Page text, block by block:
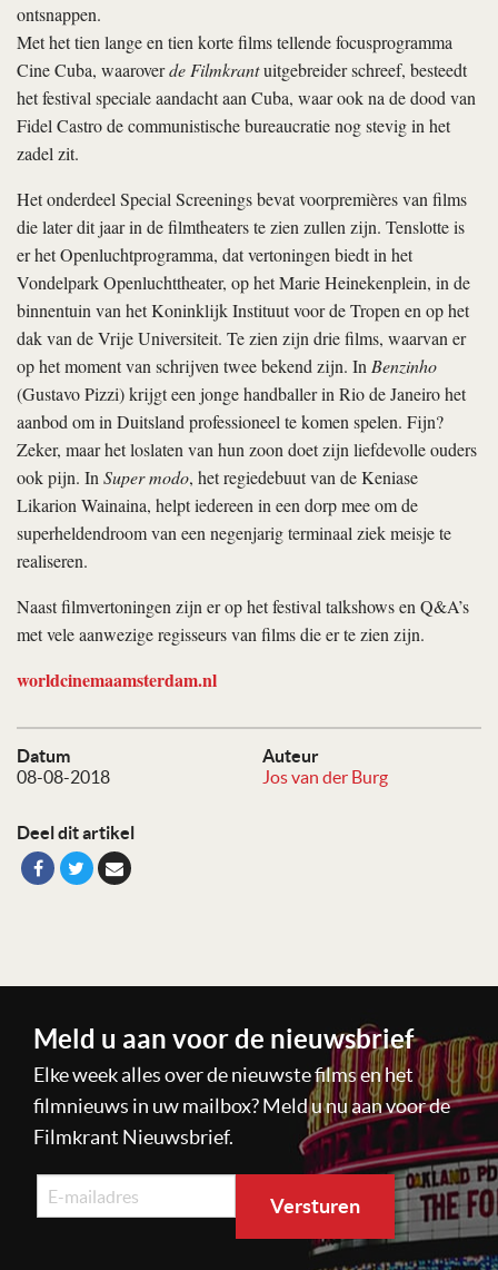
Datum
08-08-2018
Auteur
Jos van der Burg
Deel dit artikel
ontsnappen.
Met het tien lange en tien korte films tellende focusprogramma
Cine Cuba, waaroverde Filmkrantuitgebreider schreef, besteedt
het festival speciale aandacht aan Cuba, waar ook na de dood van
Fidel Castro de communistische bureaucratie nog stevig in het
zadel zit.
Het onderdeel Special Screenings bevat voorpremières van films
die later dit jaar in de filmtheaters te zien zullen zijn. Tenslotte is
er het Openluchtprogramma, dat vertoningen biedt in het
Vondelpark Openluchttheater, op het Marie Heinekenplein, in de
binnentuin van het Koninklijk Instituut voor de Tropen en op het
dak van de Vrije Universiteit. Te zien zijn drie films, waarvan er
op het moment van schrijven twee bekend zijn. InBenzinho
(Gustavo Pizzi) krijgt een jonge handballer in Rio de Janeiro het
aanbod om in Duitsland professioneel te komen spelen. Fijn?
Zeker, maar het loslaten van hun zoon doet zijn liefdevolle ouders
ook pijn. InSuper modo, het regiedebuut van de Keniase
Likarion Wainaina, helpt iedereen in een dorp mee om de
superheldendroom van een negenjarig terminaal ziek meisje te
realiseren.
Naast filmvertoningen zijn er op het festival talkshows en Q&A’s
met vele aanwezige regisseurs van films die er te zien zijn.
worldcinemaamsterdam.nl
Meld u aan voor de nieuwsbrief
Elke week alles over de nieuwste films en het
filmnieuws in uw mailbox? Meld u nu aan voor de
Filmkrant Nieuwsbrief.